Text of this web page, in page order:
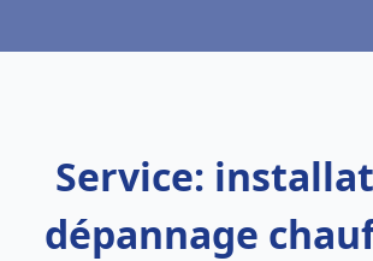
Service:
dépannage